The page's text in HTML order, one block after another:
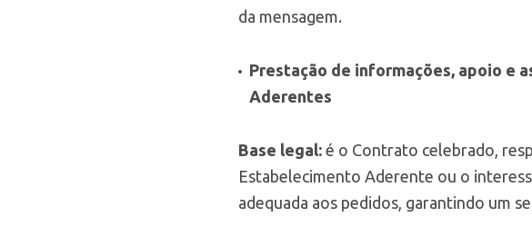
da mensagem.
Prestação de informações, apoio e
Aderentes
Base legal: é o Contrato celebrado,
Estabelecimento Aderente ou o
adequada aos pedidos, garantindo um